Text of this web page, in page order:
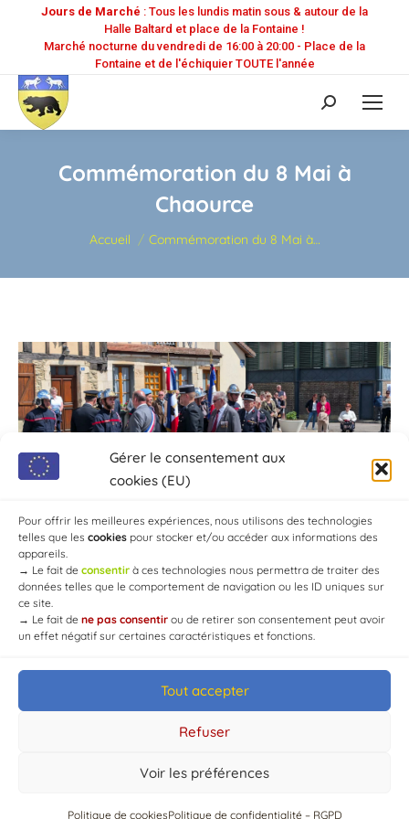
Gérer le consentement aux
cookies (EU)
Pour offrir les meilleures expériences, nous utilisons des technologies
telles que les cookies pour stocker et/ou accéder aux informations des
appareils.
→ Le fait de consentir à ces technologies nous permettra de traiter des
données telles que le comportement de navigation ou les ID uniques sur
ce site.
→ Le fait de ne pas consentir ou de retirer son consentement peut avoir
un effet négatif sur certaines caractéristiques et fonctions.
Tout accepter
Refuser
Voir les préférences
Politique de cookiesPolitique de confidentialité – RGPD
Jours de Marché : Tous les lundis matin sous & autour de la
Halle Baltard et place de la Fontaine !
Marché nocturne du vendredi de 16:00 à 20:00 - Place de la
Fontaine et de l'échiquier TOUTE l'année
Recherche
:
Commémoration du 8 Mai à
Chaource
Vous êtes ici :
Accueil Commémoration du 8 Mai à…
© Mairie de Chaource [2004-2024] | Tous droits réservés.
Developed byWEB3-DESIGN